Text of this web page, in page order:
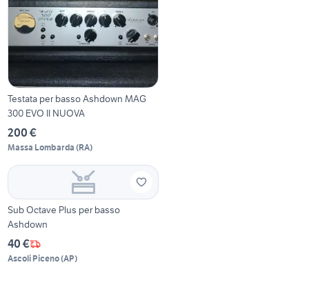
Testata per basso Ashdown MAG
300 EVO II NUOVA
200 €
Massa Lombarda (RA)
Sub Octave Plus per basso
Ashdown
40 €
Ascoli Piceno(AP)